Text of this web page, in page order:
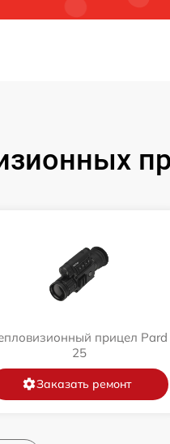
прицел Pard
25
Заказать ремонт